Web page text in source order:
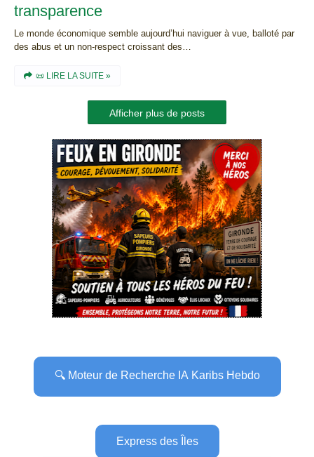
transparence
Le monde économique semble aujourd’hui naviguer à vue, balloté par
des abus et un non-respect croissant des…
📜 LIRE LA SUITE »
Afficher plus de posts
🔍 Moteur de Recherche IA Karibs Hebdo
Express des Îles